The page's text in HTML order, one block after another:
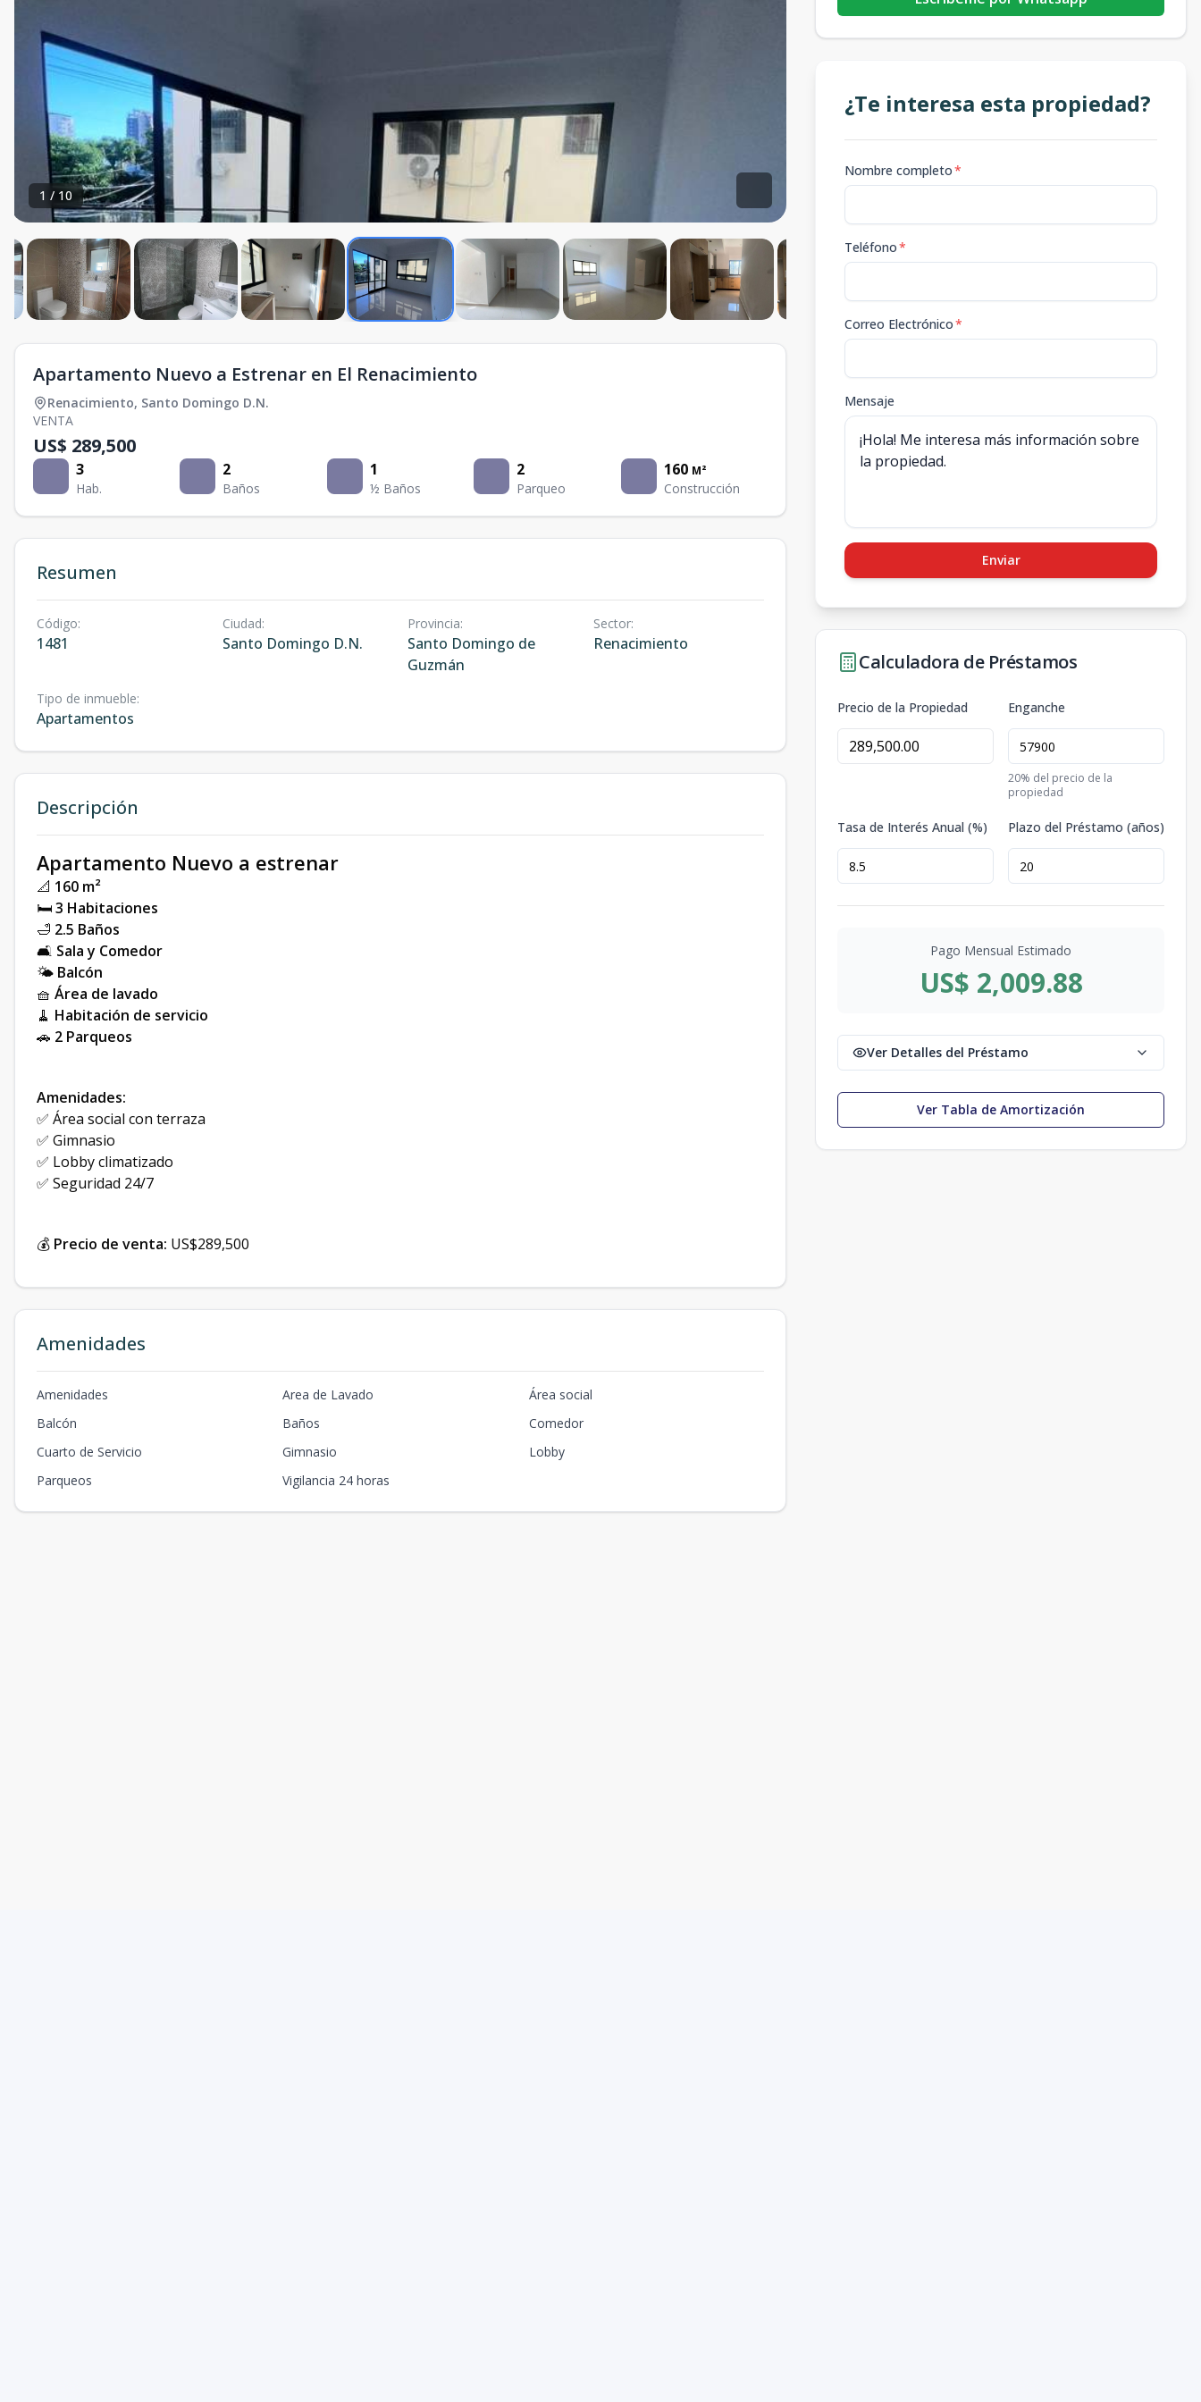
1 / 10
Apartamento Nuevo a Estrenar en El Renacimiento
Renacimiento, Santo Domingo D.N.
VENTA
US$ 289,500
3
Hab.
2
Baños
1
½ Baños
2
Parqueo
160 M²
Construcción
Resumen
Código:
1481
Ciudad:
Santo Domingo D.N.
Provincia:
Santo Domingo de
Guzmán
Sector:
Renacimiento
Tipo de inmueble:
Apartamentos
Descripción
Apartamento Nuevo a estrenar
📐 160 m²
🛏3 Habitaciones
🛁 2.5 Baños
🛋 Sala y Comedor
🌤 Balcón
🧺 Área de lavado
🧹 Habitación de servicio
🚗 2 Parqueos
Amenidades:
✅ Área social con terraza
✅ Gimnasio
✅ Lobby climatizado
✅ Seguridad 24/7
💰 Precio de venta: US$289,500
Amenidades
Amenidades Area de Lavado
Área social
Balcón
Baños
Comedor
Cuarto de Servicio
Gimnasio
Lobby
Parqueos
Vigilancia 24 horas
¿Te interesa esta propiedad?
Nombre completo*
Teléfono*
Correo Electrónico*
Mensaje
Enviar
Calculadora de Préstamos
Precio de la Propiedad Enganche
20% del precio de la
propiedad
Tasa de Interés Anual (%) Plazo del Préstamo (años)
Pago Mensual Estimado
US$ 2,009.88
Ver Detalles del Préstamo
Ver Tabla de Amortización